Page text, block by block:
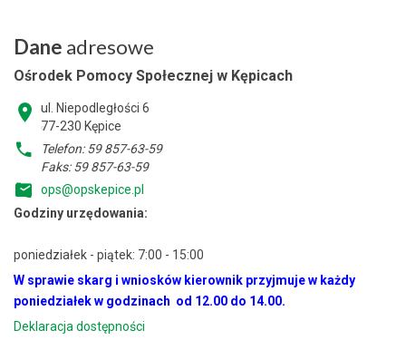
Dane adresowe
Ośrodek Pomocy Społecznej w Kępicach
ul. Niepodległości 6
77-230 Kępice
Telefon: 59 857-63-59
Faks: 59 857-63-59
ops@opskepice.pl
Godziny urzędowania:
poniedziałek - piątek: 7:00 - 15:00
W sprawie skarg i wniosków kierownik przyjmuje w każdy
poniedziałek w godzinach od 12.00 do 14.00.
Deklaracja dostępności